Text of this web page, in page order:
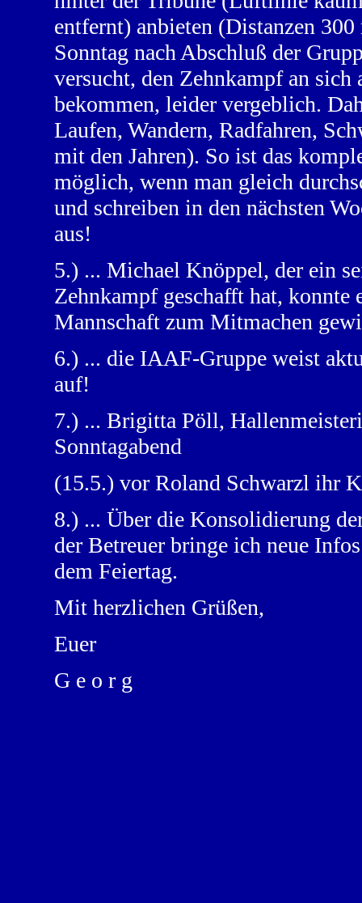
entfernt) anbieten (Distanzen
Sonntag nach Abschluß der
versucht, den Zehnkampf an sich
bekommen, leider vergeblich.
Laufen, Wandern, Radfahren,
mit den Jahren). So ist das
möglich, wenn man gleich
und schreiben in den nächsten
aus!
5.) ... Michael Knöppel, der ein
Zehnkampf geschafft hat,
Mannschaft zum Mitmachen
6.) ... die IAAF-Gruppe weist
auf!
7.) ... Brigitta Pöll,
Sonntagabend
(15.5.) vor Roland Schwarzl ihr
8.) ... Über die Konsolidierung
der Betreuer bringe ich neue
dem Feiertag.
Mit herzlichen Grüßen,
Euer
G e o r g